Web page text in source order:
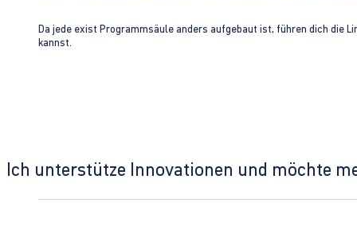
Da jede exist Programmsäule anders aufgebaut ist, führen dich die
kannst.
Ich unterstütze Innovationen und möchte